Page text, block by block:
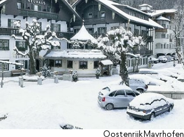
OostenrijkMayrhofen